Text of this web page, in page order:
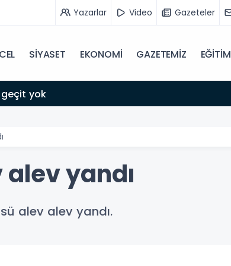
Yazarlar Video Gazeteler
SİYASET EKONOMİ GAZETEMİZ EĞİTİM
yok
yandı
alev alev yandı.